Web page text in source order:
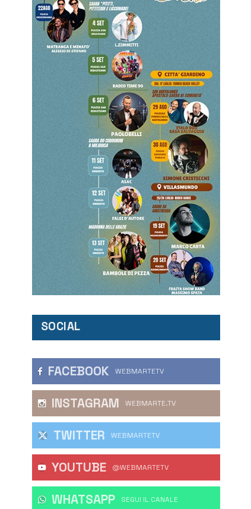
SOCIAL
FACEBOOK WEBMARTETV
INSTAGRAM WEBMARTE.TV
TWITTER WEBMARTETV
YOUTUBE @WEBMARTETV
WHATSAPP ‎SEGUI IL CANALE